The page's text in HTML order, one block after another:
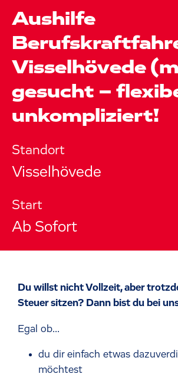
Aushilfe
Visselhövede
gesucht –
unkompliziert!
Standort
Visselhövede
Start
Ab Sofort
Du willst nicht Vollzeit, aber
Steuer sitzen? Dann bist du bei
Egal ob...
du dir einfach etwas
möchtest